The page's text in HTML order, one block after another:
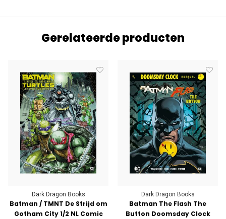
Gerelateerde producten
Dark Dragon Books
Batman / TMNT De Strijd om
Gotham City 1/2 NL Comic
Dark Dragon Books
Batman The Flash The
Button Doomsday Clock